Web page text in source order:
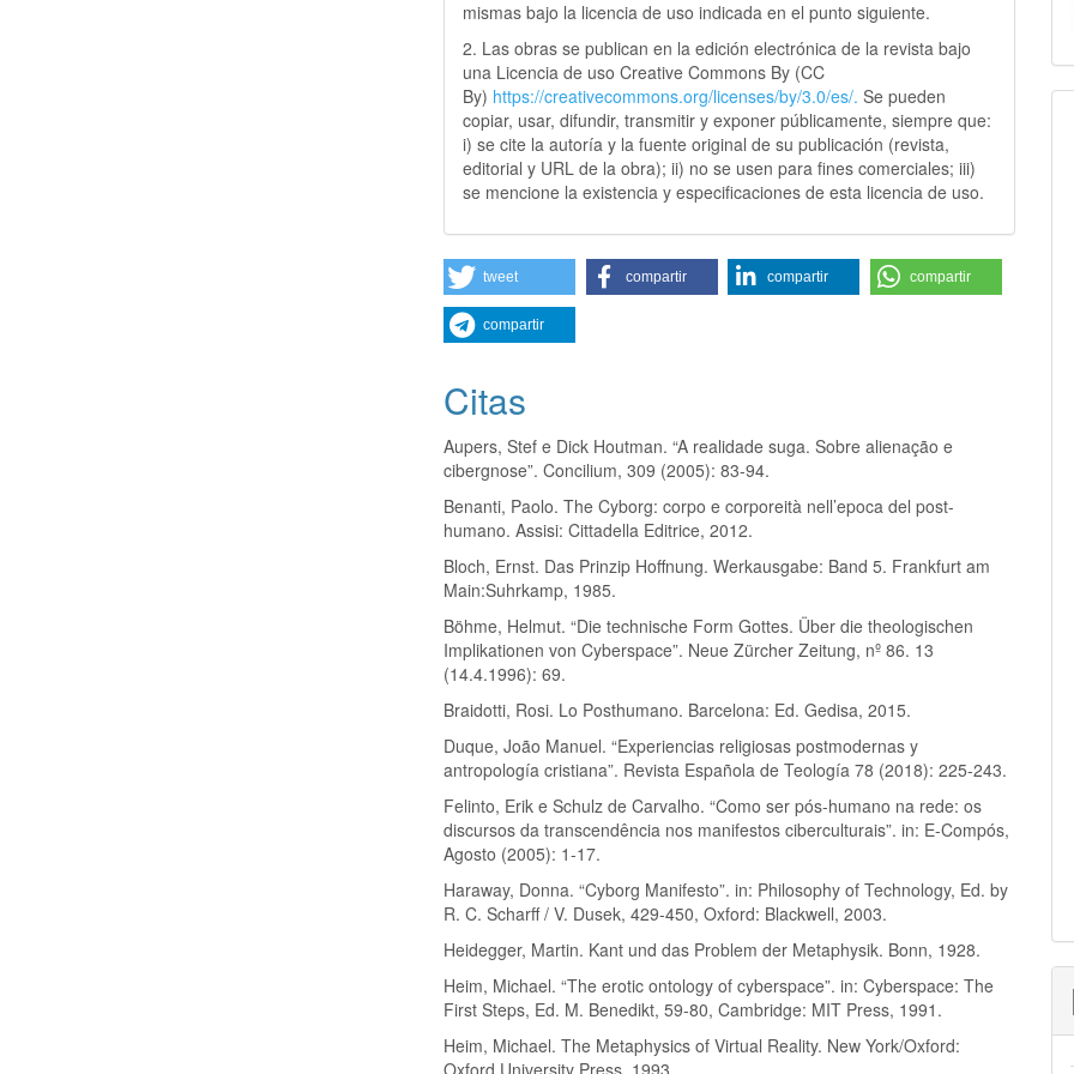
mismas bajo la licencia de uso indicada en el punto siguiente.
2. Las obras se publican en la edición electrónica de la revista bajo
una Licencia de uso Creative Commons By (CC
By) https://creativecommons.org/licenses/by/3.0/es/.Se pueden
copiar, usar, difundir, transmitir y exponer públicamente, siempre que:
i) se cite la autoría y la fuente original de su publicación (revista,
editorial y URL de la obra); ii) no se usen para fines comerciales; iii)
se mencione la existencia y especificaciones de esta licencia de uso.
tweet compartir compartir compartir
compartir
Citas
Aupers, Stef e Dick Houtman. “A realidade suga. Sobre alienação e
cibergnose”. Concilium, 309 (2005): 83-94.
Benanti, Paolo. The Cyborg: corpo e corporeità nell’epoca del post-
humano. Assisi: Cittadella Editrice, 2012.
Bloch, Ernst. Das Prinzip Hoffnung. Werkausgabe: Band 5. Frankfurt am
Main:Suhrkamp, 1985.
Böhme, Helmut. “Die technische Form Gottes. Über die theologischen
Implikationen von Cyberspace”. Neue Zürcher Zeitung, nº 86. 13
(14.4.1996): 69.
Braidotti, Rosi. Lo Posthumano. Barcelona: Ed. Gedisa, 2015.
Duque, João Manuel. “Experiencias religiosas postmodernas y
antropología cristiana”. Revista Española de Teología 78 (2018): 225-243.
Felinto, Erik e Schulz de Carvalho. “Como ser pós-humano na rede: os
discursos da transcendência nos manifestos ciberculturais”. in: E-Compós,
Agosto (2005): 1-17.
Haraway, Donna. “Cyborg Manifesto”. in: Philosophy of Technology, Ed. by
R. C. Scharff / V. Dusek, 429-450, Oxford: Blackwell, 2003.
Heidegger, Martin. Kant und das Problem der Metaphysik. Bonn, 1928.
Heim, Michael. “The erotic ontology of cyberspace”. in: Cyberspace: The
First Steps, Ed. M. Benedikt, 59-80, Cambridge: MIT Press, 1991.
Heim, Michael. The Metaphysics of Virtual Reality. New York/Oxford:
Oxford University Press, 1993.